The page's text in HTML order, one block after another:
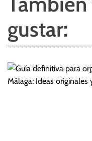
gustar: